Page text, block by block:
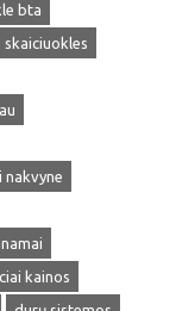
bta
nakvyne
kainos